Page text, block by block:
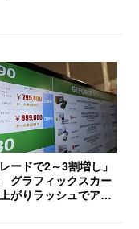
レードで2～3割増し」
グラフィックスカー
がりラッシュでアキ